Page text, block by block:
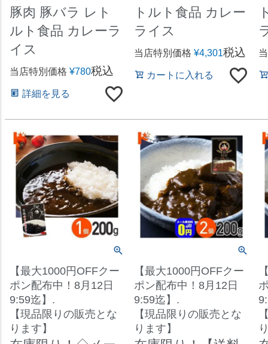
豚肉 豚バラ レト
ルト食品 カレーラ
イス
当店特別価格 ¥780税込
詳細を見る
トルト食品 カレー
ライス
当店特別価格 ¥4,301税込
カートに入れる
【最大1000円OFFクー
ポン配布中！8月12日
9:59迄】.
【現品限りの販売とな
ります】
【最大1000円OFFクー
ポン配布中！8月12日
9:59迄】.
【現品限りの販売とな
ります】